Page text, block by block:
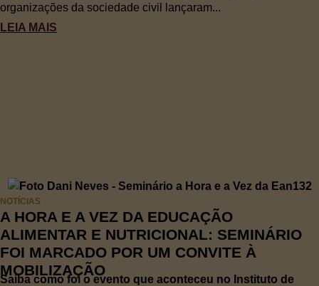
organizações da sociedade civil lançaram...
LEIA MAIS
NOTÍCIAS
A HORA E A VEZ DA EDUCAÇÃO
ALIMENTAR E NUTRICIONAL: SEMINÁRIO
FOI MARCADO POR UM CONVITE À
MOBILIZAÇÃO
Saiba como foi o evento que aconteceu no Instituto de